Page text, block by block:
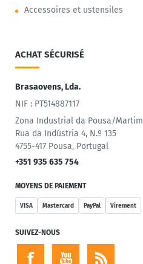
Accessoires et ustensiles
ACHAT SÉCURISÉ
Brasaovens, Lda.
NIF : PT514887117
Zona Industrial da Pousa/Martim
Rua da Indústria 4, N.º 135
4755-417 Pousa, Portugal
+351 935 635 754
MOYENS DE PAIEMENT
VISA Mastercard PayPal Virement
SUIVEZ-NOUS